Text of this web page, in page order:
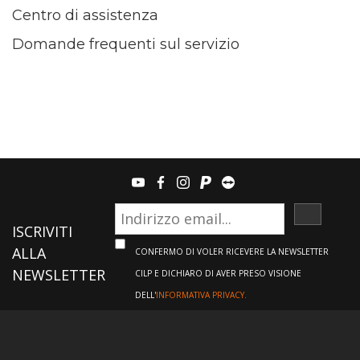
Centro di assistenza
Domande frequenti sul servizio
youtubefacebook
instagram
paypalteamviewer
ISCRIVITI
ALLA
NEWSLETTER
CONFERMO DI VOLER RICEVERE LA NEWSLETTER
CILP E DICHIARO DI AVER PRESO VISIONE
DELL'INFORMATIVA PRIVACY.